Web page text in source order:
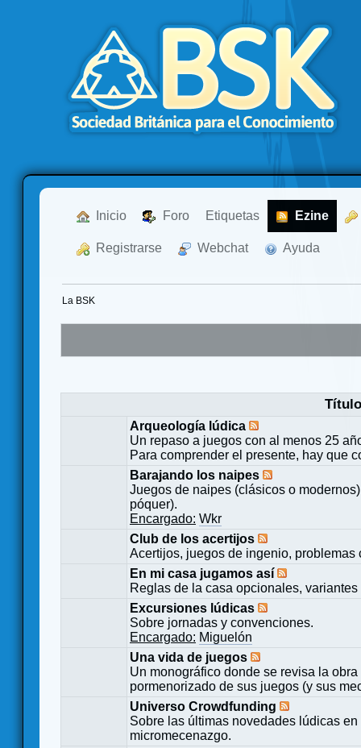
Inicio Foro Etiquetas Ezine
Registrarse Webchat Ayuda
La BSK
Título
Arqueología lúdica
Un repaso a juegos con al menos 25
Para comprender el presente, hay que
Barajando los naipes
Juegos de naipes (clásicos o
póquer).
Encargado: Wkr
Club de los acertijos
Acertijos, juegos de ingenio,
En mi casa jugamos así
Reglas de la casa opcionales,
Excursiones lúdicas
Sobre jornadas y convenciones.
Encargado: Miguelón
Una vida de juegos
Un monográfico donde se revisa la
pormenorizado de sus juegos (y sus
Universo Crowdfunding
Sobre las últimas novedades lúdicas
micromecenazgo.